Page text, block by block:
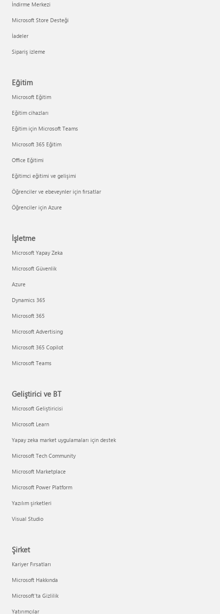
İndirme Merkezi
Microsoft Store Desteği
İadeler
Sipariş izleme
Eğitim
Microsoft Eğitim
Eğitim cihazları
Eğitim için Microsoft Teams
Microsoft 365 Eğitim
Office Eğitimi
Eğitimci eğitimi ve gelişimi
Öğrenciler ve ebeveynler için fırsatlar
Öğrenciler için Azure
İşletme
Microsoft Yapay Zeka
Microsoft Güvenlik
Azure
Dynamics 365
Microsoft 365
Microsoft Advertising
Microsoft 365 Copilot
Microsoft Teams
Geliştirici ve BT
Microsoft Geliştiricisi
Microsoft Learn
Yapay zeka market uygulamaları için destek
Microsoft Tech Community
Microsoft Marketplace
Microsoft Power Platform
Yazılım şirketleri
Visual Studio
Şirket
Kariyer Fırsatları
Microsoft Hakkında
Microsoft'ta Gizlilik
Yatırımcılar